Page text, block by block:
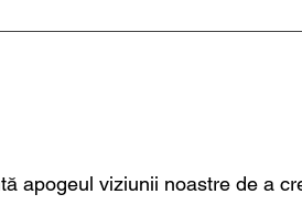
apogeul viziunii noastre de a